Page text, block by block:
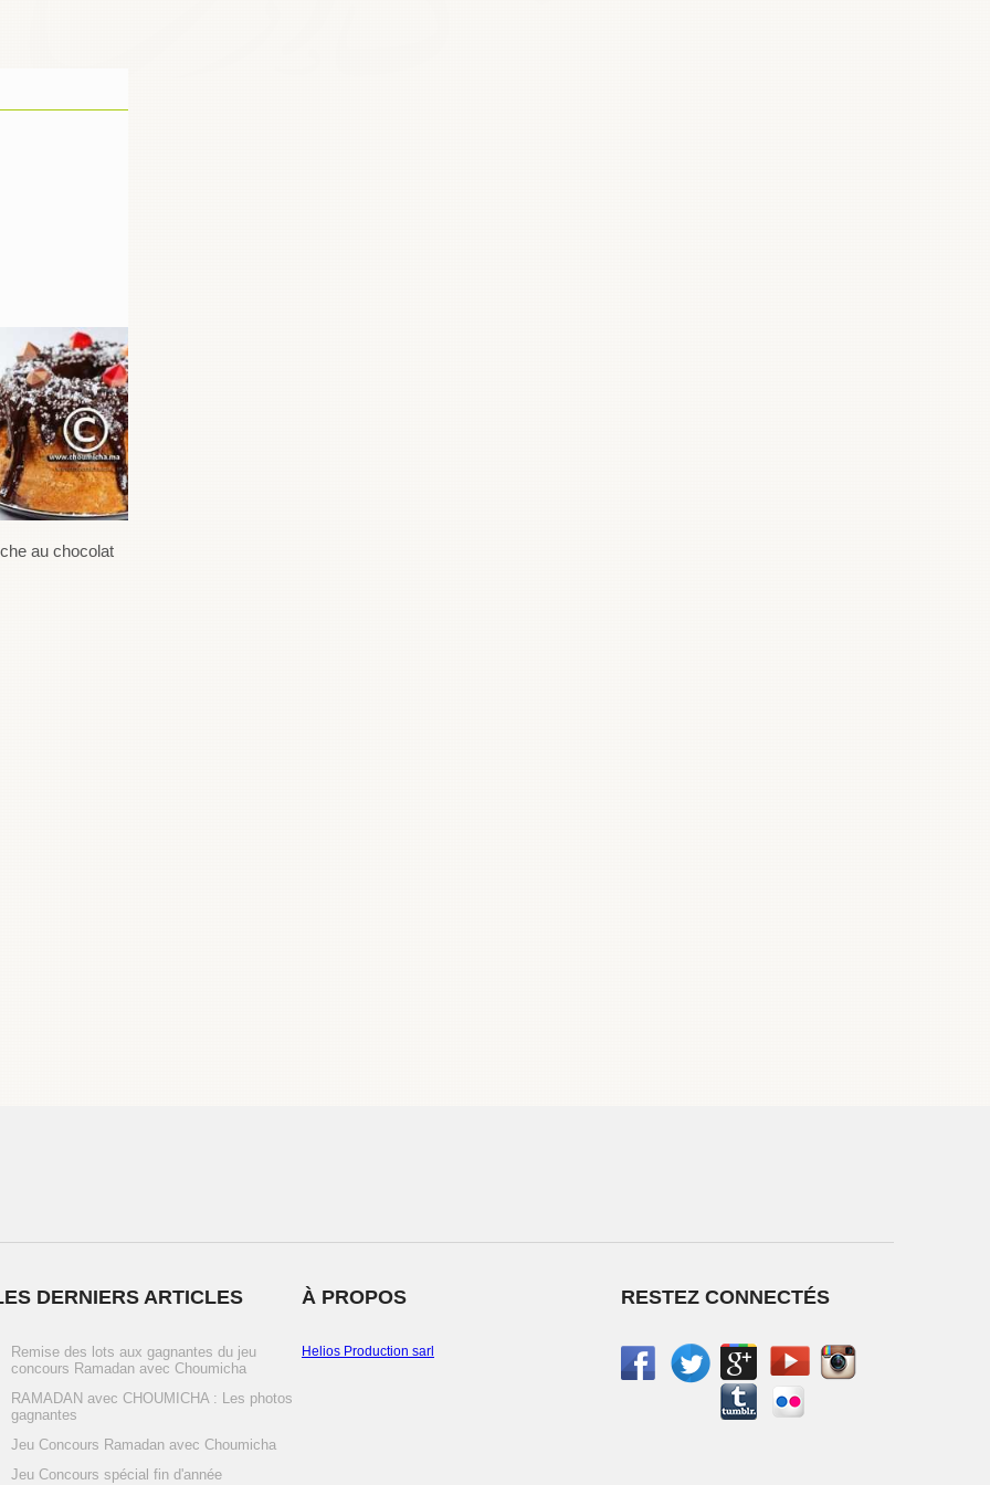
au chocolat
DERNIERS ARTICLES
Remise des lots aux gagnantes du jeu
concours Ramadan avec Choumicha
RAMADAN avec CHOUMICHA : Les photos
gagnantes
Jeu Concours Ramadan avec Choumicha
Jeu Concours spécial fin d'année
À PROPOS
Helios Production sarl
RESTEZ CONNECTÉS